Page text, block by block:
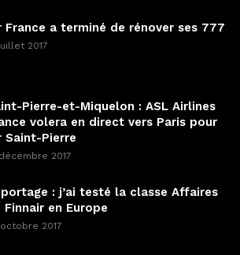
France a terminé de rénover ses 777
2017
Pierre-et-Miquelon : ASL Airlines
volera en direct vers Paris pour
Saint-Pierre
2017
: j’ai testé la classe Affaires
Finnair en Europe
2017